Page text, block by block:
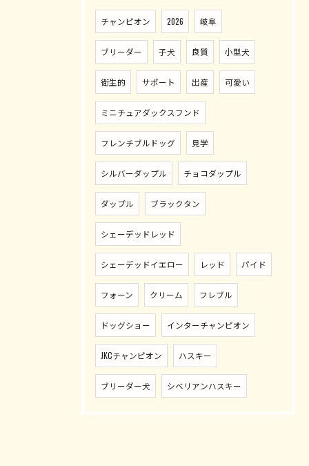
チャンピオン 2026 岐阜
ブリーダー 子犬 良質 小型犬
衛生的 サポート 出産 可愛い
ミニチュアダックスフンド
フレンチブルドッグ 見学
シルバーダップル チョコダップル
ダップル ブラックタン
シェーデッドレッド
シェーデッドイエロー レッド パイド
フォーン クリーム フレブル
ドッグショー インターチャンピオン
JKCチャンピオン ハスキー
ブリーダー犬 シベリアンハスキー